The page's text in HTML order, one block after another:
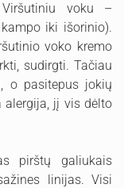
voku –
iki išorinio).
voko kremo
sudirgti. Tačiau
o pasitepus jokių
alergija, jį vis dėlto
pirštų galiukais
linijas. Visi